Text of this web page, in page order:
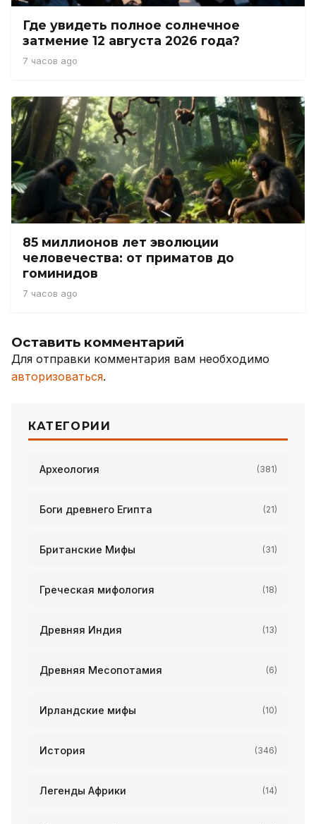
Где увидеть полное солнечное
затмение 12 августа 2026 года?
7 часов ago
85 миллионов лет эволюции
человечества: от приматов до
гоминидов
7 часов ago
Оставить комментарий
Для отправки комментария вам необходимо
авторизоваться.
КАТЕГОРИИ
Археология (381)
Боги древнего Египта (21)
Британские Мифы (31)
Греческая мифология (18)
Древняя Индия (13)
Древняя Месопотамия (6)
Ирландские мифы (10)
История (346)
Легенды Африки (14)